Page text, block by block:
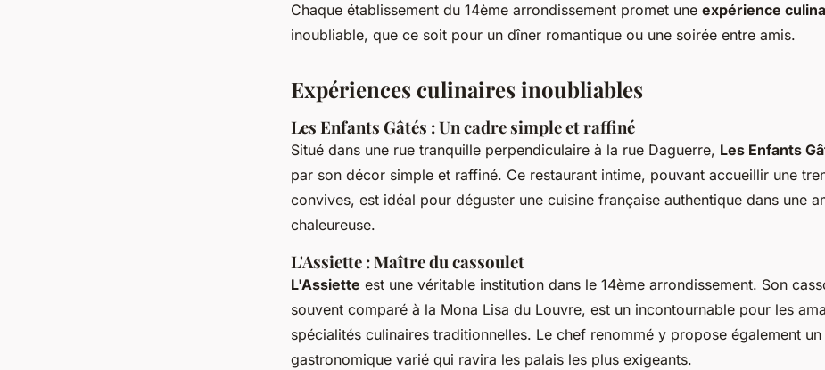
Chaque établissement du 14ème arrondissement promet une expérience
inoubliable, que ce soit pour un dîner romantique ou une soirée entre amis.
Expériences culinaires inoubliables
Les Enfants Gâtés : Un cadre simple et raffiné
Situé dans une rue tranquille perpendiculaire à la rue Daguerre, Les Enfants
par son décor simple et raffiné. Ce restaurant intime, pouvant accueillir une
convives, est idéal pour déguster une cuisine française authentique dans une
chaleureuse.
L'Assiette : Maître du cassoulet
L'Assiette est une véritable institution dans le 14ème arrondissement. Son
souvent comparé à la Mona Lisa du Louvre, est un incontournable pour les
spécialités culinaires traditionnelles. Le chef renommé y propose également un
gastronomique varié qui ravira les palais les plus exigeants.